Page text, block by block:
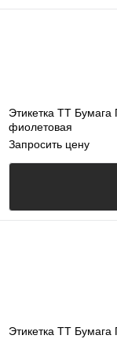
Этикетка ТТ
фиолетовая
Запросить цену
Этикетка ТТ